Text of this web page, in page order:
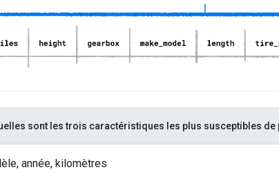
sont les trois caractéristiques les plus susceptibles
année, kilomètres